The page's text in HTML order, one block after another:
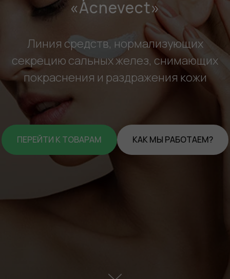
«Acnevect»
Линия средств, нормализующих
секрецию сальных желез, снимающих
покраснения и раздражения кожи
ПЕРЕЙТИ К ТОВАРАМ КАК МЫ РАБОТАЕМ?